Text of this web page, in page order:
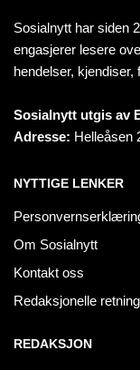
Sosialnytt har siden
engasjerer lesere
hendelser,
Sosialnytt utgis av
Adresse: Helleåsen
NYTTIGE LENKER
Om Sosialnytt
Kontakt oss
Redaksjonelle
REDAKSJON